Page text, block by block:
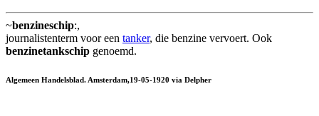
~benzineschip:,
journalistenterm voor een tanker, die benzine vervoert. Ook
benzinetankschip genoemd.
Algemeen Handelsblad. Amsterdam,19-05-1920 via Delpher